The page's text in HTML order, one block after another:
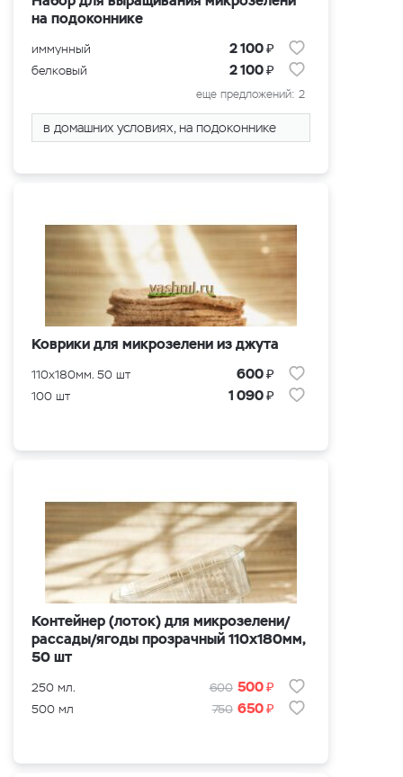
на подоконнике
иммунный 2 100₽
белковый 2 100₽
еще предложений: 2
в домашних условиях, на подоконнике
Коврики для микрозелени из джутa
110x180мм. 50 шт 600₽
100 шт 1 090₽
Контейнер (лоток) для микрозелени/
рассады/ягоды прозрачный 110х180мм,
50 шт
250 мл. 600 500₽
500 мл 750 650₽